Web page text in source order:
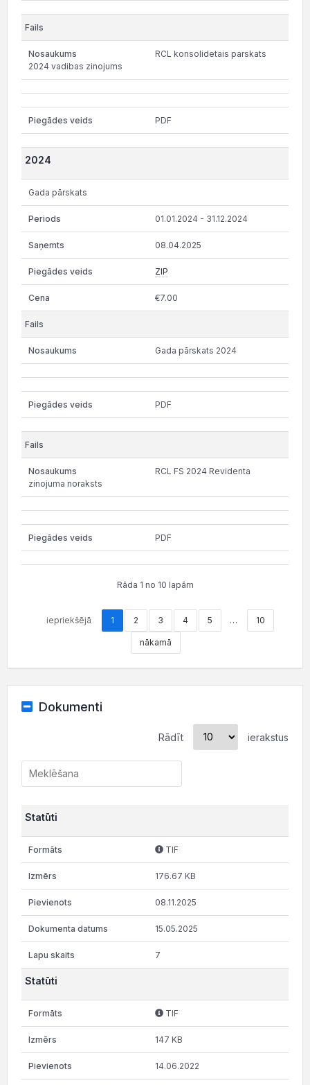
RCL konsolidetais parskats
2024 vadibas zinojums
PDF
2024
Gada pārskats
01.01.2024 - 31.12.2024
08.04.2025
ZIP
€7.00
Gada pārskats 2024
PDF
RCL FS 2024 Revidenta
zinojuma noraksts
PDF
Rāda 1 no 10 lapām
iepriekšējā 1 2 3 4 5 … 10
nākamā
Dokumenti
Rādīt ierakstus
Statūti
TIF
176.67 KB
08.11.2025
15.05.2025
7
Statūti
TIF
147 KB
14.06.2022